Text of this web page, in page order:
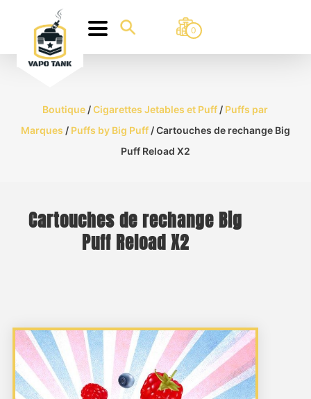
0
Boutique /Cigarettes Jetables et Puff / Puffs par
Marques / Puffs by Big Puff/ Cartouches de rechange Big
Puff Reload X2
Cartouches de rechange Big
Puff Reload X2